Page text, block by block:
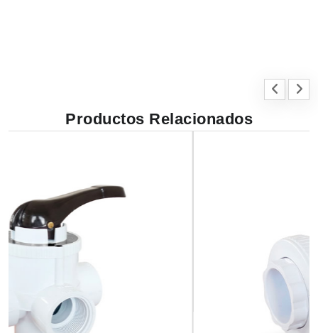
Productos Relacionados